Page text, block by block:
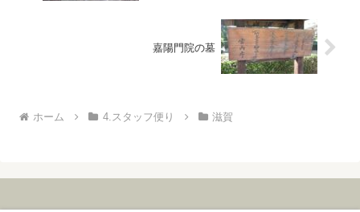
嘉陽門院の墓
ホーム 4.スタッフ便り 滋賀